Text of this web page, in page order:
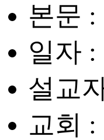
본문 :
일자 :
설교
교회